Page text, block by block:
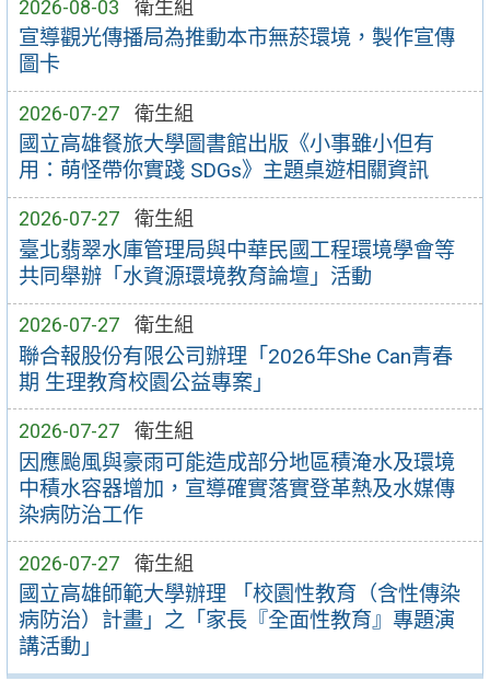
2026-08-03 衛生組
宣導觀光傳播局為推動本市無菸環境，製作宣傳
圖卡
2026-07-27 衛生組
國立高雄餐旅大學圖書館出版《小事雖小但有
用：萌怪帶你實踐 SDGs》主題桌遊相關資訊
2026-07-27 衛生組
臺北翡翠水庫管理局與中華民國工程環境學會等
共同舉辦「水資源環境教育論壇」活動
2026-07-27 衛生組
聯合報股份有限公司辦理「2026年She Can青春
期 生理教育校園公益專案」
2026-07-27 衛生組
因應颱風與豪雨可能造成部分地區積淹水及環境
中積水容器增加，宣導確實落實登革熱及水媒傳
染病防治工作
2026-07-27 衛生組
國立高雄師範大學辦理 「校園性教育（含性傳染
病防治）計畫」之「家長『全面性教育』專題演
講活動」